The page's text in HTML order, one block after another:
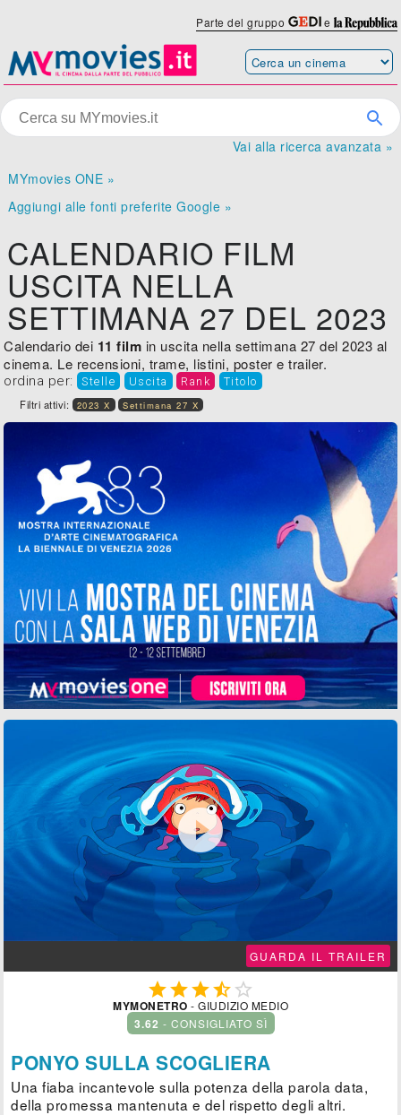
Parte del gruppo e
Vai alla ricerca avanzata »
MYmovies ONE »
Aggiungi alle fonti preferite Google »
CALENDARIO FILM
USCITA NELLA
SETTIMANA 27 DEL 2023
Calendario dei 11 film in uscita nella settimana 27 del 2023 al
cinema. Le recensioni, trame, listini, poster e trailer.
ordina per: Stelle Uscita Rank Titolo
Filtri attivi: 2023 X Settimana 27 X

GUARDA IL TRAILER
 
MYMONETRO - GIUDIZIO MEDIO
3.62 - CONSIGLIATO SÌ
PONYO SULLA SCOGLIERA
Una fiaba incantevole sulla potenza della parola data,
della promessa mantenuta e del rispetto degli altri.